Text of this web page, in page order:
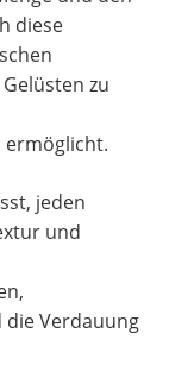
diese
zu
ermöglicht.
jeden
und
die Verdauung